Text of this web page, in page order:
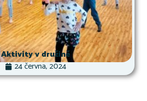
Aktivity v družině
24 června, 2024